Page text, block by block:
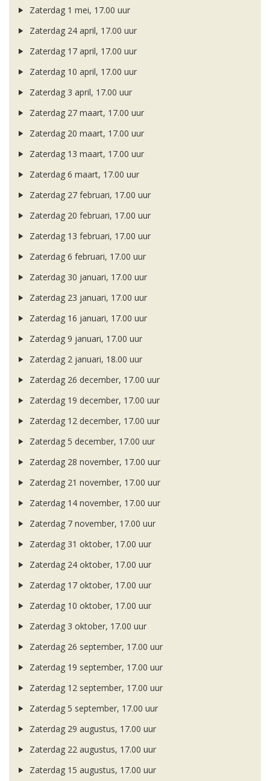
Zaterdag 1 mei, 17.00 uur
Zaterdag 24 april, 17.00 uur
Zaterdag 17 april, 17.00 uur
Zaterdag 10 april, 17.00 uur
Zaterdag 3 april, 17.00 uur
Zaterdag 27 maart, 17.00 uur
Zaterdag 20 maart, 17.00 uur
Zaterdag 13 maart, 17.00 uur
Zaterdag 6 maart, 17.00 uur
Zaterdag 27 februari, 17.00 uur
Zaterdag 20 februari, 17.00 uur
Zaterdag 13 februari, 17.00 uur
Zaterdag 6 februari, 17.00 uur
Zaterdag 30 januari, 17.00 uur
Zaterdag 23 januari, 17.00 uur
Zaterdag 16 januari, 17.00 uur
Zaterdag 9 januari, 17.00 uur
Zaterdag 2 januari, 18.00 uur
Zaterdag 26 december, 17.00 uur
Zaterdag 19 december, 17.00 uur
Zaterdag 12 december, 17.00 uur
Zaterdag 5 december, 17.00 uur
Zaterdag 28 november, 17.00 uur
Zaterdag 21 november, 17.00 uur
Zaterdag 14 november, 17.00 uur
Zaterdag 7 november, 17.00 uur
Zaterdag 31 oktober, 17.00 uur
Zaterdag 24 oktober, 17.00 uur
Zaterdag 17 oktober, 17.00 uur
Zaterdag 10 oktober, 17.00 uur
Zaterdag 3 oktober, 17.00 uur
Zaterdag 26 september, 17.00 uur
Zaterdag 19 september, 17.00 uur
Zaterdag 12 september, 17.00 uur
Zaterdag 5 september, 17.00 uur
Zaterdag 29 augustus, 17.00 uur
Zaterdag 22 augustus, 17.00 uur
Zaterdag 15 augustus, 17.00 uur